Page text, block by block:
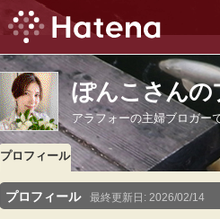
ぽんこさんの
アラフォーの主婦ブロガー
プロフィール
プロフィール 最終更新日: 2026/02/14